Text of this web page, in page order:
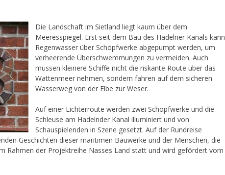
Die Landschaft im Sietland liegt kaum über dem
Meeresspiegel. Erst seit dem Bau des Hadelner Kanals kann
Regenwasser über Schöpfwerke abgepumpt werden, um
verheerende Überschwemmungen zu vermeiden. Auch
müssen kleinere Schiffe nicht die riskante Route über das
Wattenmeer nehmen, sondern fahren auf dem sicheren
Wasserweg von der Elbe zur Weser.
Auf einer Lichterroute werden zwei Schöpfwerke und die
Schleuse am Hadelnder Kanal illuminiert und von
Schauspielenden in Szene gesetzt. Auf der Rundreise
Geschichten dieser maritimen Bauwerke und der Menschen, die
Rahmen der Projektreihe Nasses Land statt und wird gefördert vom